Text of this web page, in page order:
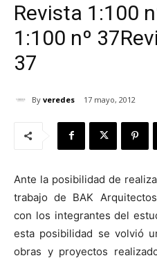
Revista 1:100
1:100 nº 37
37
By veredes 17 mayo, 2012
Ante la posibilidad de
trabajo de BAK
con los integrantes del
esta posibilidad se volvió
obras y proyectos